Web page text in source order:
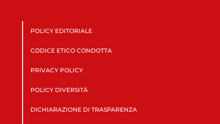
POLICY EDITORIALE
CODICE ETICO CONDOTTA
PRIVACY POLICY
POLICY DIVERSITÀ
DICHIARAZIONE DI TRASPARENZA